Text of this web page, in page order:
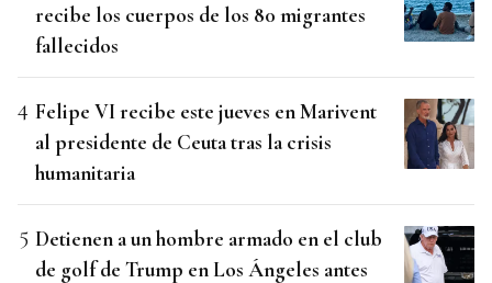
recibe los cuerpos de los 80 migrantes
fallecidos
Felipe VI recibe este jueves en Marivent
al presidente de Ceuta tras la crisis
humanitaria
Detienen a un hombre armado en el club
de golf de Trump en Los Ángeles antes